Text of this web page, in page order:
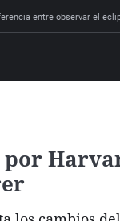
entre observar el